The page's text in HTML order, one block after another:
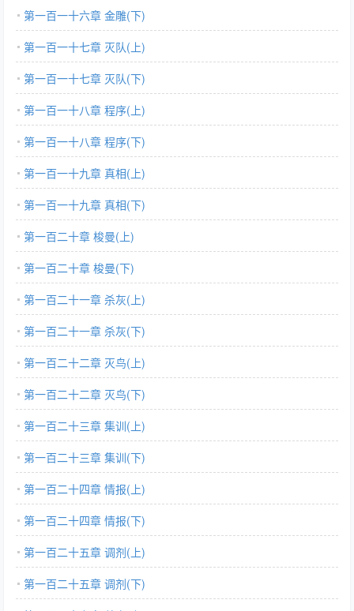
第一百一十六章 金雕(下)
第一百一十七章 灭队(上)
第一百一十七章 灭队(下)
第一百一十八章 程序(上)
第一百一十八章 程序(下)
第一百一十九章 真相(上)
第一百一十九章 真相(下)
第一百二十章 梭曼(上)
第一百二十章 梭曼(下)
第一百二十一章 杀灰(上)
第一百二十一章 杀灰(下)
第一百二十二章 灭鸟(上)
第一百二十二章 灭鸟(下)
第一百二十三章 集训(上)
第一百二十三章 集训(下)
第一百二十四章 情报(上)
第一百二十四章 情报(下)
第一百二十五章 调剂(上)
第一百二十五章 调剂(下)